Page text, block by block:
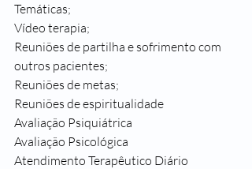
Temáticas;
Vídeo terapia;
Reuniões de partilha e sofrimento com
outros pacientes;
Reuniões de metas;
Reuniões de espiritualidade
Avaliação Psiquiátrica
Avaliação Psicológica
Atendimento Terapêutico Diário